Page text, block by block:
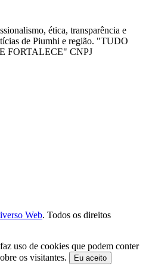
ética, transparência e
de Piumhi e região. "TUDO
FORTALECE" CNPJ
Web. Todos os direitos
uso de cookies que podem conter
os visitantes.
Eu aceito